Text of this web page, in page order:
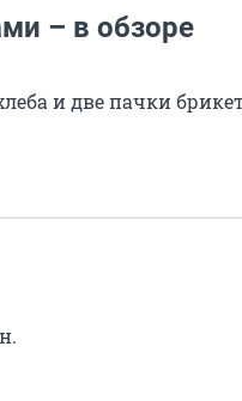
– в обзоре
и две пачки